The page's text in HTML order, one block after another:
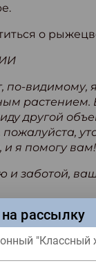
о
по-видимому,
растением.
другой
пожалуйста,
и я помогу вам!
и заботой,
Малькова
рассылку
"Классный